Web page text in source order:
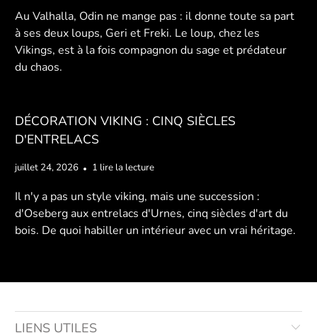
Au Valhalla, Odin ne mange pas : il donne toute sa part
à ses deux loups, Geri et Freki. Le loup, chez les
Vikings, est à la fois compagnon du sage et prédateur
du chaos.
DÉCORATION VIKING : CINQ SIÈCLES
D'ENTRELACS
juillet 24, 2026 1 lire la lecture
Il n'y a pas un style viking, mais une succession :
d'Oseberg aux entrelacs d'Urnes, cinq siècles d'art du
bois. De quoi habiller un intérieur avec un vrai héritage.
LIENS UTILES